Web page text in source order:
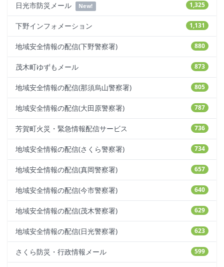
1,325
日光市防災メール New!
1,131
下野インフォメーション
880
地域安全情報の配信(下野警察署)
873
茂木町ゆずもメール
805
地域安全情報の配信(那須烏山警察署)
787
地域安全情報の配信(大田原警察署)
736
芳賀町火災・緊急情報配信サービス
734
地域安全情報の配信(さくら警察署)
657
地域安全情報の配信(真岡警察署)
640
地域安全情報の配信(今市警察署)
629
地域安全情報の配信(茂木警察署)
623
地域安全情報の配信(日光警察署)
599
さくら防災・行政情報メール